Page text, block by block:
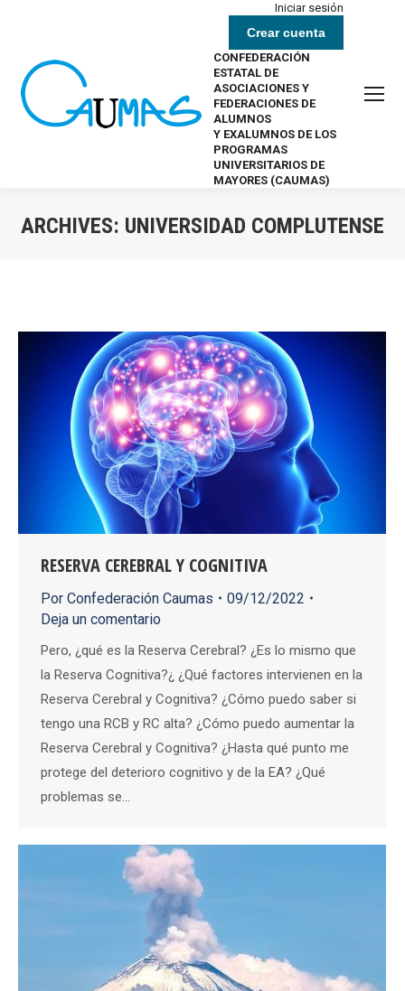
Iniciar sesión
Crear cuenta
CONFEDERACIÓN
ESTATAL DE
ASOCIACIONES Y
FEDERACIONES DE
ALUMNOS
Y EXALUMNOS DE LOS
PROGRAMAS
UNIVERSITARIOS DE
MAYORES (CAUMAS)
ARCHIVES: UNIVERSIDAD COMPLUTENSE
RESERVA CEREBRAL Y COGNITIVA
Por Confederación Caumas
09/12/2022
Deja un comentario
Pero, ¿qué es la Reserva Cerebral? ¿Es lo mismo que
la Reserva Cognitiva?¿ ¿Qué factores intervienen en la
Reserva Cerebral y Cognitiva? ¿Cómo puedo saber si
tengo una RCB y RC alta? ¿Cómo puedo aumentar la
Reserva Cerebral y Cognitiva? ¿Hasta qué punto me
protege del deterioro cognitivo y de la EA? ¿Qué
problemas se…